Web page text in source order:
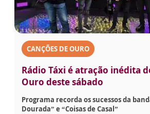
CANÇÕES DE OURO
Rádio Táxi é atração inédita
Ouro deste sábado
Programa recorda os sucessos da
Dourada” e “Coisas de Casal”